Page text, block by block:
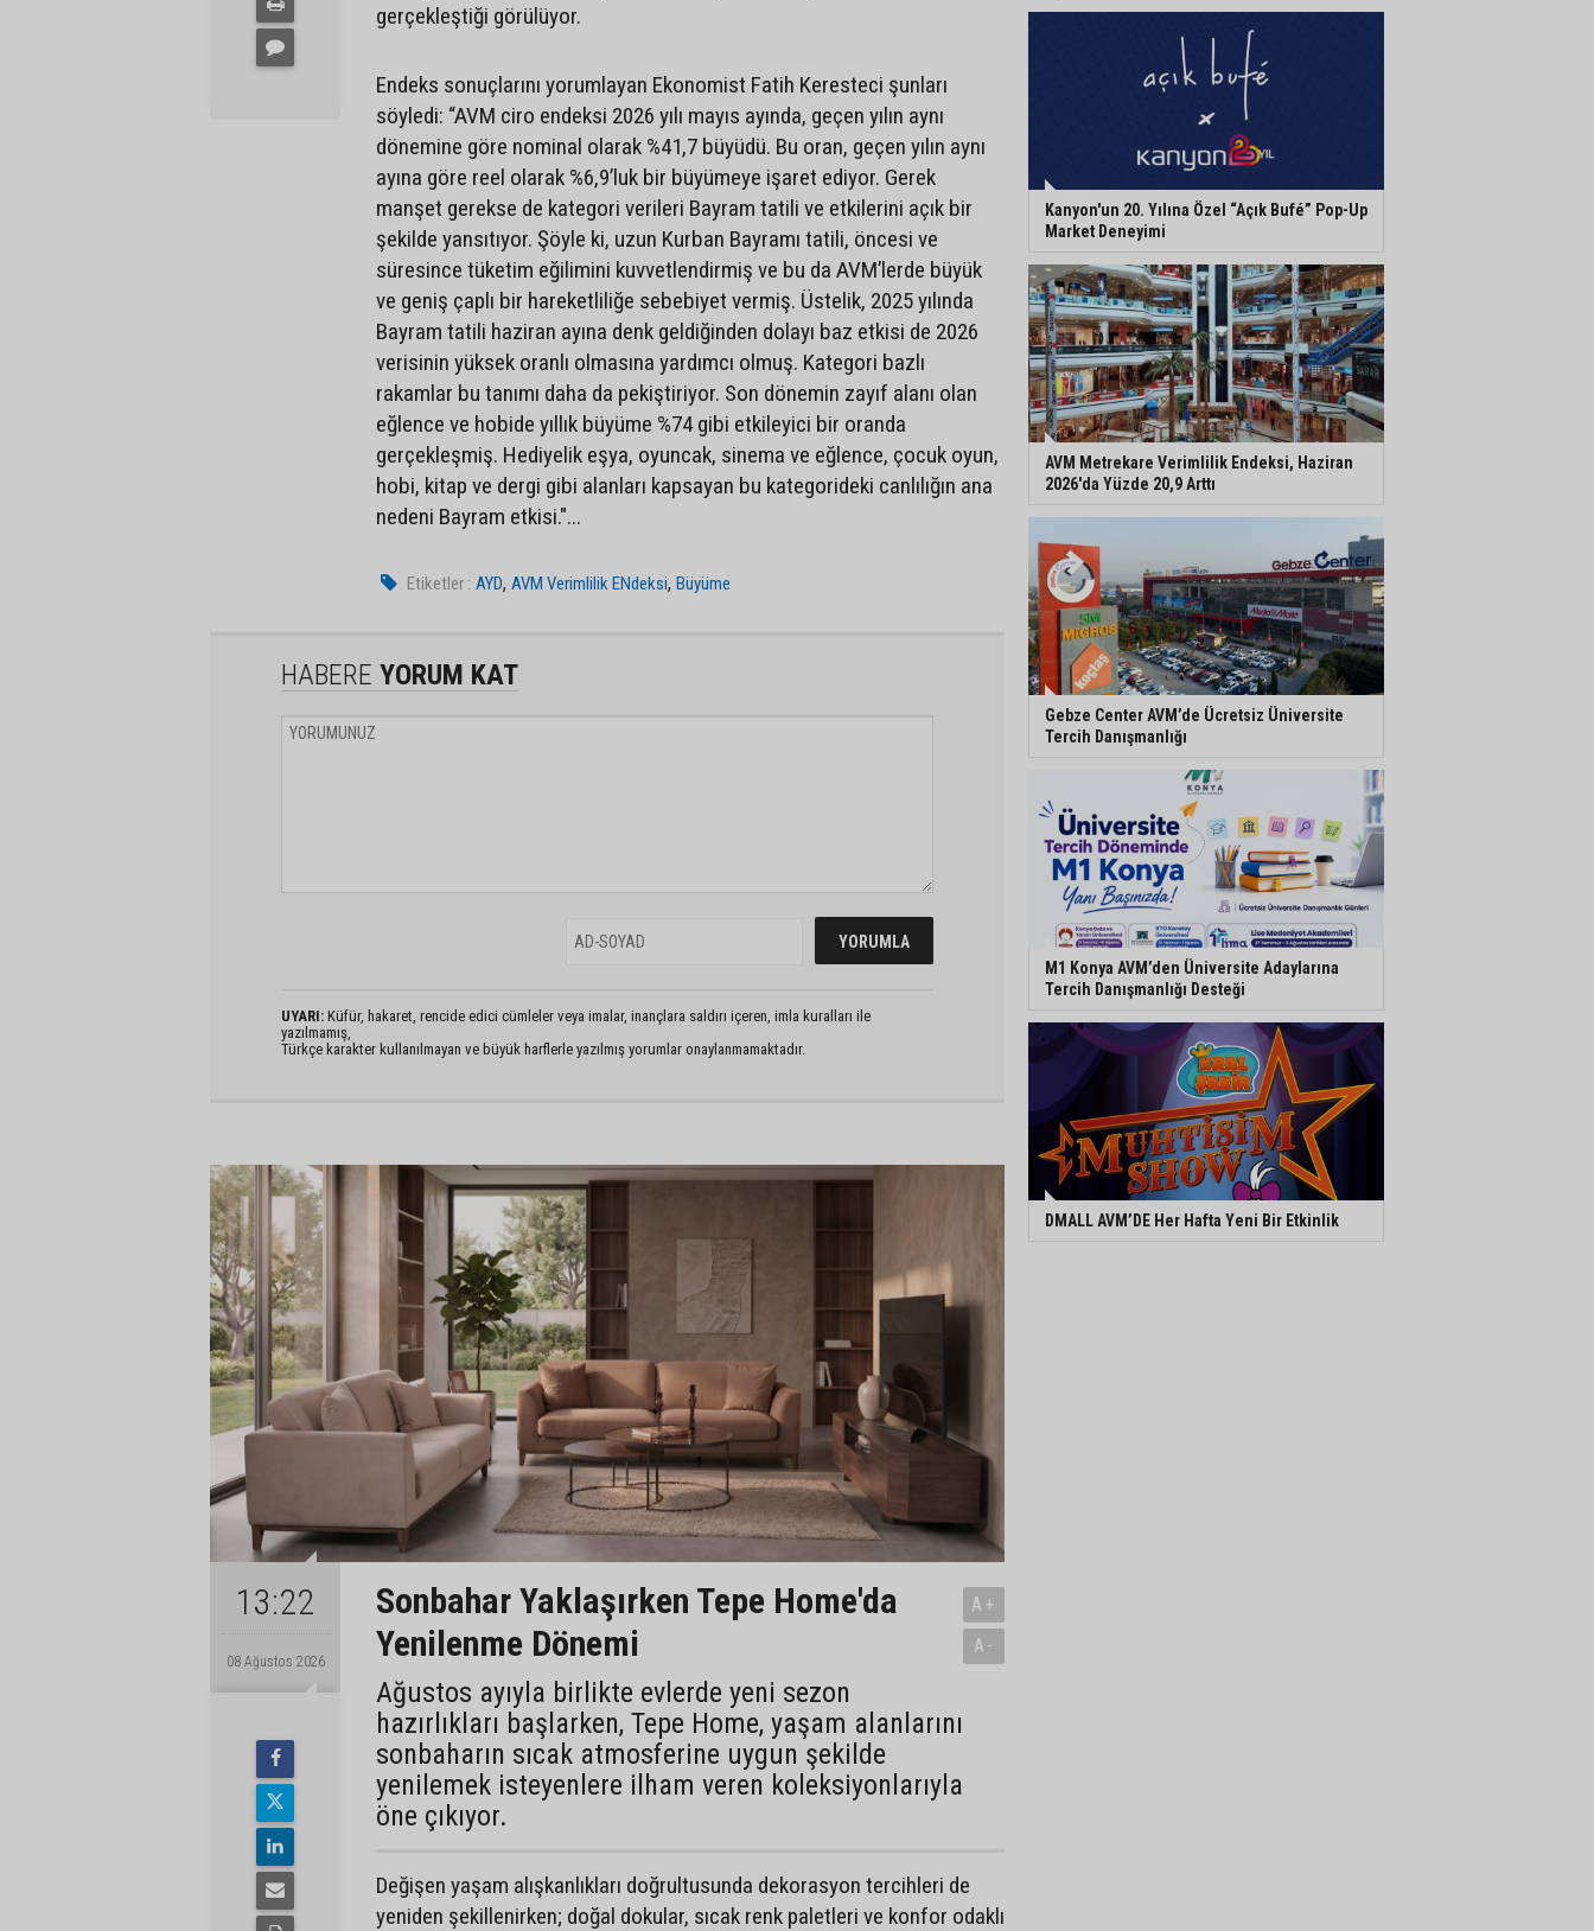
gerçekleştiği görülüyor.
Endeks sonuçlarını yorumlayan Ekonomist Fatih Keresteci şunları
söyledi: “AVM ciro endeksi 2026 yılı mayıs ayında, geçen yılın aynı
dönemine göre nominal olarak %41,7 büyüdü. Bu oran, geçen yılın aynı
ayına göre reel olarak %6,9’luk bir büyümeye işaret ediyor. Gerek
manşet gerekse de kategori verileri Bayram tatili ve etkilerini açık bir
şekilde yansıtıyor. Şöyle ki, uzun Kurban Bayramı tatili, öncesi ve
süresince tüketim eğilimini kuvvetlendirmiş ve bu da AVM’lerde büyük
ve geniş çaplı bir hareketliliğe sebebiyet vermiş. Üstelik, 2025 yılında
Bayram tatili haziran ayına denk geldiğinden dolayı baz etkisi de 2026
verisinin yüksek oranlı olmasına yardımcı olmuş. Kategori bazlı
rakamlar bu tanımı daha da pekiştiriyor. Son dönemin zayıf alanı olan
eğlence ve hobide yıllık büyüme %74 gibi etkileyici bir oranda
gerçekleşmiş. Hediyelik eşya, oyuncak, sinema ve eğlence, çocuk oyun,
hobi, kitap ve dergi gibi alanları kapsayan bu kategorideki canlılığın ana
nedeni Bayram etkisi."...
Etiketler : AYD,AVM Verimlilik ENdeksi,Büyüme
HABERE YORUM KAT
UYARI: Küfür, hakaret, rencide edici cümleler veya imalar, inançlara saldırı içeren, imla kuralları ile
yazılmamış,
Türkçe karakter kullanılmayan ve büyük harflerle yazılmış yorumlar onaylanmamaktadır.
13:22
08 Ağustos 2026
Sonbahar Yaklaşırken Tepe Home'da
Yenilenme Dönemi
Ağustos ayıyla birlikte evlerde yeni sezon
hazırlıkları başlarken, Tepe Home, yaşam alanlarını
sonbaharın sıcak atmosferine uygun şekilde
yenilemek isteyenlere ilham veren koleksiyonlarıyla
öne çıkıyor.
A+
A-
Değişen yaşam alışkanlıkları doğrultusunda dekorasyon tercihleri de
yeniden şekillenirken; doğal dokular, sıcak renk paletleri ve konfor odaklı
Kanyon'un 20. Yılına Özel “Açık Bufé” Pop-Up
Market Deneyimi
AVM Metrekare Verimlilik Endeksi, Haziran
2026'da Yüzde 20,9 Arttı
Gebze Center AVM’de Ücretsiz Üniversite
Tercih Danışmanlığı
M1 Konya AVM’den Üniversite Adaylarına
Tercih Danışmanlığı Desteği
DMALL AVM’DE Her Hafta Yeni Bir Etkinlik